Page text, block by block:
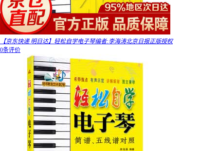
【京东快递 明日达】轻松自学电子琴编者:李海涛北京日报正版授权
0条评价